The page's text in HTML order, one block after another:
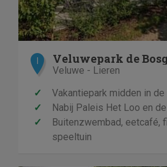
Veluwepark de
Veluwe - Lieren
✓
Vakantiepark midden in
✓
Nabij Paleis Het Loo en de
✓
Buitenzwembad, eetcafé,
speeltuin